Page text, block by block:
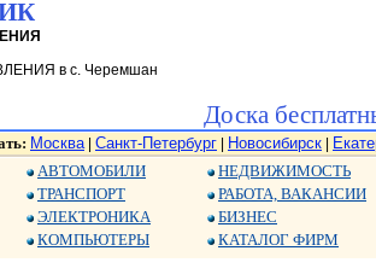
в с. Черемшан
Доска
Москва| Санкт-Петербург Новосибирск
АВТОМОБИЛИ
ТРАНСПОРТ
ЭЛЕКТРОНИКА
КОМПЬЮТЕРЫ
НЕДВИЖИМОСТЬ
РАБОТА, ВАКАНСИИ
БИЗНЕС
КАТАЛОГ ФИРМ